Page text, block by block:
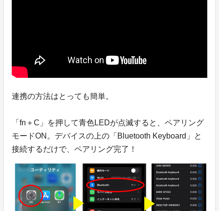
連携の方法はとっても簡単。
「fn＋C」を押して青色LEDが点滅すると、ペアリング
モードON。デバイスの上の「Bluetooth Keyboard」と
接続するだけで、ペアリング完了！